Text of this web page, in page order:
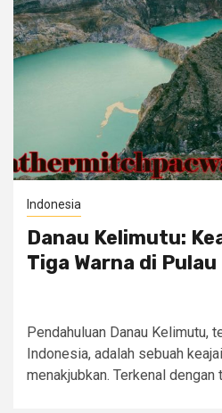
Indonesia
Danau Kelimutu:
Tiga Warna di
Pendahuluan Danau Kelimutu,
Indonesia, adalah sebuah
menakjubkan. Terkenal dengan